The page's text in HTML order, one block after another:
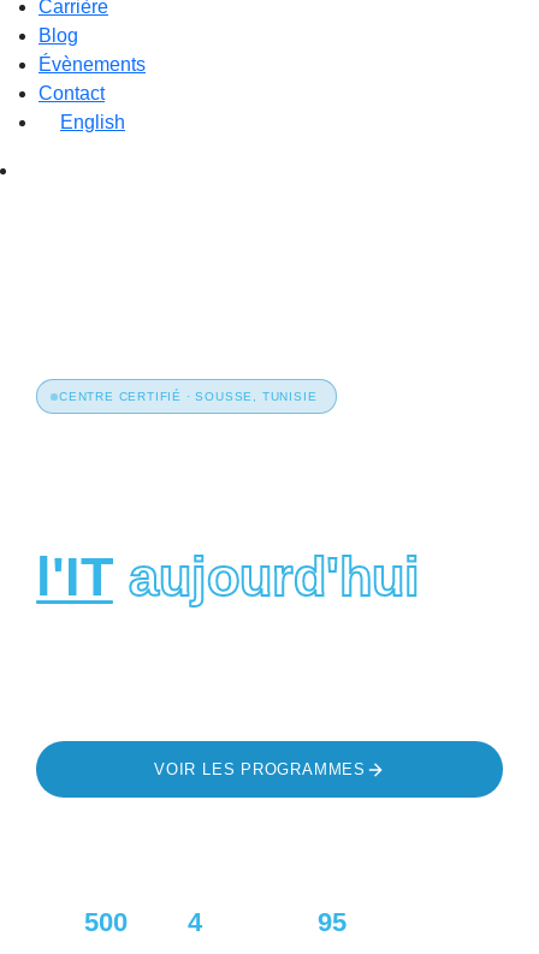
Carrière
Blog
Évènements
Contact
English
CENTRE CERTIFIÉ · SOUSSE, TUNISIE
l'IT aujourd'hui
VOIR LES PROGRAMMES
500 4ans 95%